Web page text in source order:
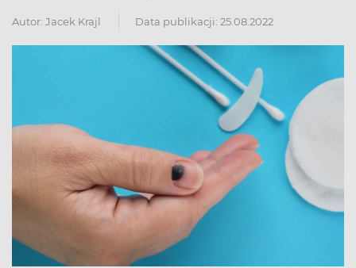
Autor: Jacek Krajl Data publikacji: 25.08.2022